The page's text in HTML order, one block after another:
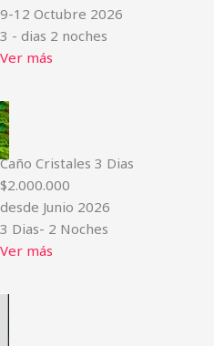
9-12 Octubre 2026
3 - dias 2 noches
Ver más
Caño Cristales 3 Dias
$2.000.000
desde Junio 2026
3 Dias- 2 Noches
Ver más